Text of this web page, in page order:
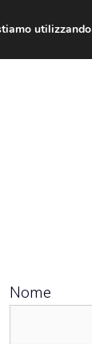
Nome
utilizzando